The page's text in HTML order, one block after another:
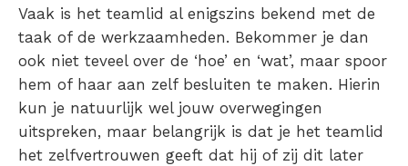
Vaak is het teamlid al enigszins bekend met de
taak of de werkzaamheden. Bekommer je dan
ook niet teveel over de ‘hoe’ en ‘wat’, maar spoor
hem of haar aan zelf besluiten te maken. Hierin
kun je natuurlijk wel jouw overwegingen
uitspreken, maar belangrijk is dat je het teamlid
het zelfvertrouwen geeft dat hij of zij dit later